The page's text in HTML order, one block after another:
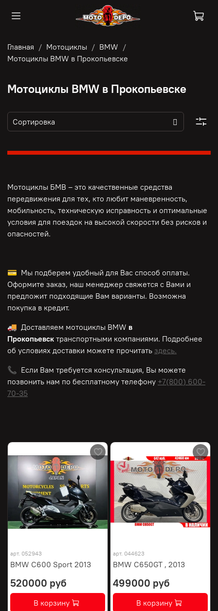
Главная Мотоциклы
BMW
Мотоциклы BMW в Прокопьевске
Мотоциклы BMW в Прокопьевске
Мотоциклы БМВ – это качественные средства
передвижения для тех, кто любит маневренность,
мобильность, техническую исправность и оптимальные
условия для поездок на высокой скорости без рисков и
опасностей.
💳 Мы подберем удобный для Вас способ оплаты.
Оформите заказ, наш менеджер свяжется с Вами и
предложит подходящие Вам варианты. Возможна
покупка в кредит.
🚚 Доставляем мотоциклы BMW в
Прокопьевск транспортными компаниями. Подробнее
об условиях доставки можете прочитать здесь.
📞 Если Вам требуется консультация, Вы можете
позвонить нам по бесплатному телефону +7(800) 600-
70-35
арт. 052943
BMW C600 Sport 2013
520000 руб
В корзину
арт. 044623
BMW C650GT , 2013
499000 руб
В корзину